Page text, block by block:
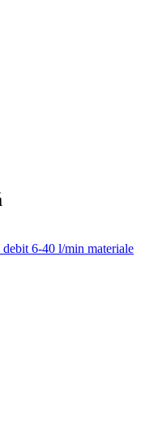
6-40 l/min materiale